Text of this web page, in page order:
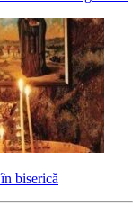
biserică